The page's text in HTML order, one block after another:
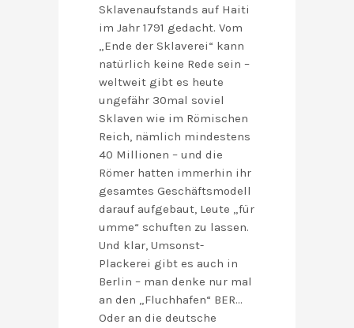
Sklavenaufstands auf Haiti
im Jahr 1791 gedacht. Vom
„Ende der Sklaverei“ kann
natürlich keine Rede sein –
weltweit gibt es heute
ungefähr 30mal soviel
Sklaven wie im Römischen
Reich, nämlich mindestens
40 Millionen – und die
Römer hatten immerhin ihr
gesamtes Geschäftsmodell
darauf aufgebaut, Leute „für
umme“ schuften zu lassen.
Und klar, Umsonst-
Plackerei gibt es auch in
Berlin – man denke nur mal
an den „Fluchhafen“ BER…
Oder an die deutsche